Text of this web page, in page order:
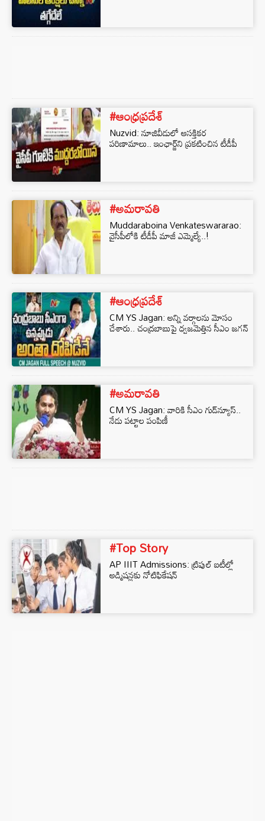
#ఆంధ్రప్రదేశ్
Nuzvid: నూజివీడులో ఆసక్తికర
పరిణామాలు.. ఇంఛార్జ్‌ని ప్రకటించిన టీడీపీ
#అమరావతి
Muddaraboina Venkateswararao:
వైసీపీలోకి టీడీపీ మాజీ ఎమ్మెల్యే..!
#ఆంధ్రప్రదేశ్
CM YS Jagan: అన్ని వర్గాలను మోసం
చేశారు.. చంద్రబాబుపై ధ్వజమెత్తిన సీఎం జగన్‌
#అమరావతి
CM YS Jagan: వారికి సీఎం గుడ్‌న్యూస్‌..
నేడు పట్టాల పంపిణీ
#Top Story
AP IIIT Admissions: ట్రిపుల్ ఐటీల్లో
అడ్మిషన్లకు నోటిఫికేషన్‌